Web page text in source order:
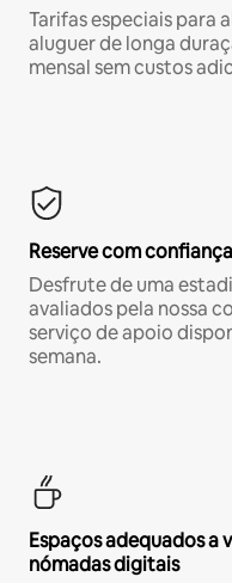
Tarifas especiais para
aluguer de longa
mensal sem custos
Reserve com confiança
Desfrute de uma
avaliados pela nossa
serviço de apoio
semana.
Espaços adequados a
nómadas digitais